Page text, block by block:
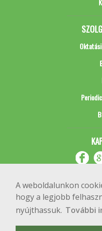
A weboldalunkon
hogy a legjobb
nyújthassuk. További